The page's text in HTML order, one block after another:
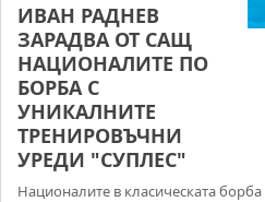
ИВАН РАДНЕВ
ЗАРАДВА ОТ САЩ
НАЦИОНАЛИТЕ ПО
БОРБА С
УНИКАЛНИТЕ
ТРЕНИРОВЪЧНИ
УРЕДИ "СУПЛЕС"
Националите в класическата